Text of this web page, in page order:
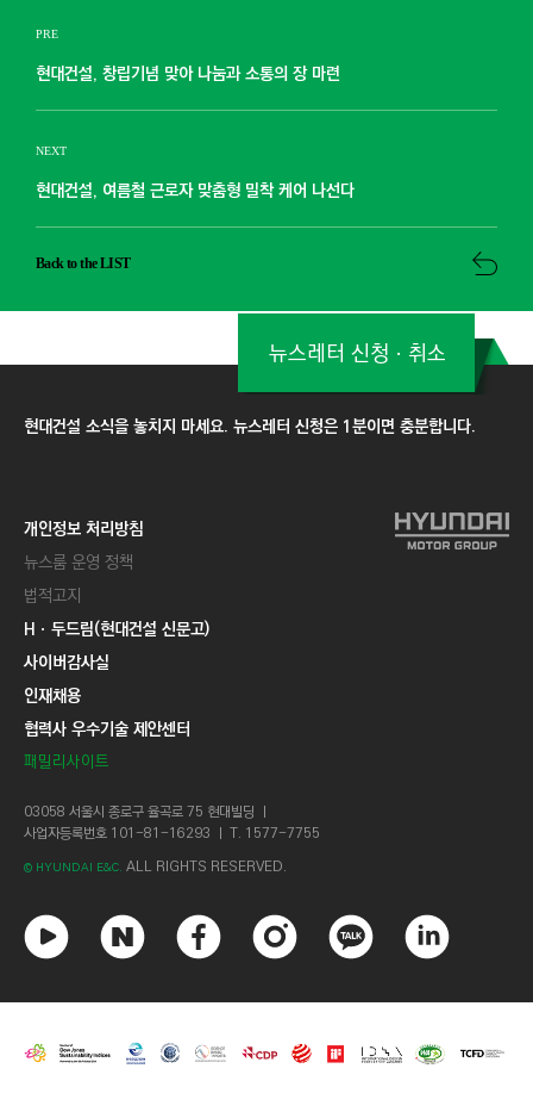
PRE
현대건설, 창립기념 맞아 나눔과 소통의 장 마련
NEXT
현대건설, 여름철 근로자 맞춤형 밀착 케어 나선다
Back to the LIST
현대건설 소식을 놓치지 마세요. 뉴스레터 신청은 1분이면 충분합니다.
뉴스레터 신청ㆍ취소
개인정보 처리방침
뉴스룸 운영 정책
법적고지
Hㆍ두드림(현대건설 신문고)
사이버감사실
인재채용
협력사 우수기술 제안센터
패밀리사이트
03058 서울시 종로구 율곡로 75 현대빌딩 ㅣ
사업자등록번호 101-81-16293 ㅣ T. 1577-7755
© HYUNDAI E&C. ALL RIGHTS RESERVED.
튜
브
이
이
스
북
스
타
그
카
오
톡
크
드
인